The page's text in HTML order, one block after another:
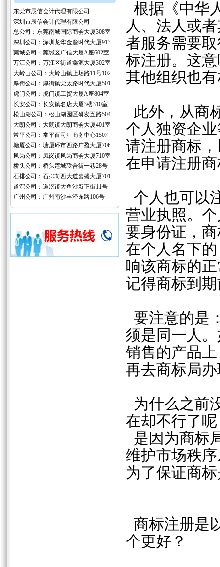
东莞市辰信会计代理有限公司
深圳市辰信会计代理有限公司
总公司：东莞南城国际商会大厦308室
深圳公司：深圳龙华金銮时代大厦913
莞城公司：莞城区广信大厦A座602室
万江公司：万江区街道鑫源大厦302室
大岭山公司：大岭山镇上场路11号102
厚街公司：厚街镇莞太路时代大厦501
虎门公司：虎门镇工贸大厦A座804室
长安公司：长安镇名店大厦3楼310室
松山湖公司：松山湖园区研发五路504
大朗公司：大朗镇大朗商会大厦401室
常平公司：常平百司汇商务中心1507
塘厦公司：塘厦环市西路广盈大厦706
凤岗公司：凤岗镇凤岗商会大厦710室
桥头公司：桥头莲城联合街一巷28号
石排公司：石排向西大道嘉盛大厦701
道滘公司：道滘镇大鱼沙新正街11号
广州公司：广州南沙丰泽东路106号
根据《中华
人、法人或
者服务需要
标注册。这
其他组织也
此外，从商
个人独资企
请注册商标
在申请注册
个人也可以
营业执照。
要身份证，
在个人名下
响该商标的
记得商标到
要注意的是
须是同一人
销售的产品
再去商标局
为什么之前
在却不行了
是因为商标
维护市场秩
为了保证商
商标注册是
个更好？